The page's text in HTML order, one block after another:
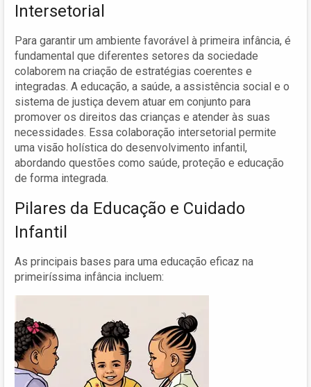
Intersetorial
Para garantir um ambiente favorável à primeira infância, é
fundamental que diferentes setores da sociedade
colaborem na criação de estratégias coerentes e
integradas. A educação, a saúde, a assistência social e o
sistema de justiça devem atuar em conjunto para
promover os direitos das crianças e atender às suas
necessidades. Essa colaboração intersetorial permite
uma visão holística do desenvolvimento infantil,
abordando questões como saúde, proteção e educação
de forma integrada.
Pilares da Educação e Cuidado
Infantil
As principais bases para uma educação eficaz na
primeiríssima infância incluem: